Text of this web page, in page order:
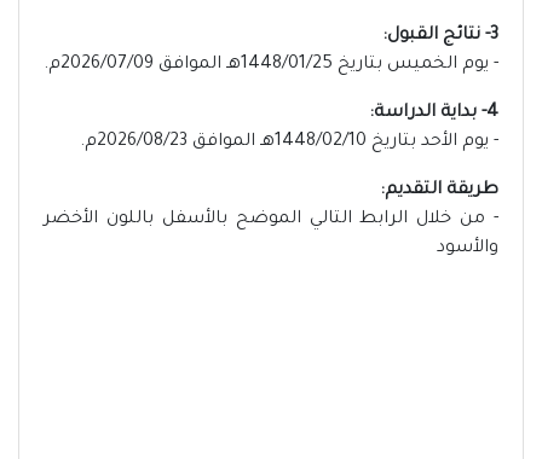
3- نتائج القبول:
- يوم الخميس بتاريخ 1448/01/25هـ الموافق 2026/07/09م.
4- بداية الدراسة:
- يوم الأحد بتاريخ 1448/02/10هـ الموافق 2026/08/23م.
طريقة التقديم:
- من خلال الرابط التالي الموضح بالأسفل باللون الأخضر
والأسود